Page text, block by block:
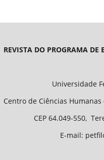
REVISTA DO PROGRAMA
/
do Piauí,
e Letras,
- PI,